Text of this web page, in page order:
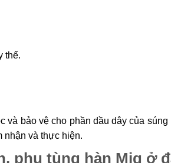
thế.
và bảo vệ cho phần dầu dây của
nhận và thực hiện.
phụ tùng hàn Mig ở